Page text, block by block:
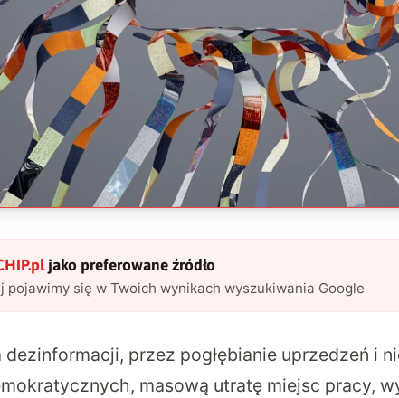
jako preferowane źródło
pojawimy się w Twoich wynikach wyszukiwania Google
dezinformacji, przez pogłębianie uprzedzeń i
masową utratę miejsc pracy,